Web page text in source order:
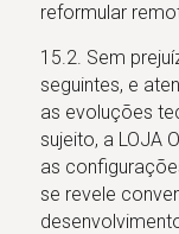
reformular
15.2. Sem
seguintes, e
as evoluções
sujeito, a LOJA
as
se revele